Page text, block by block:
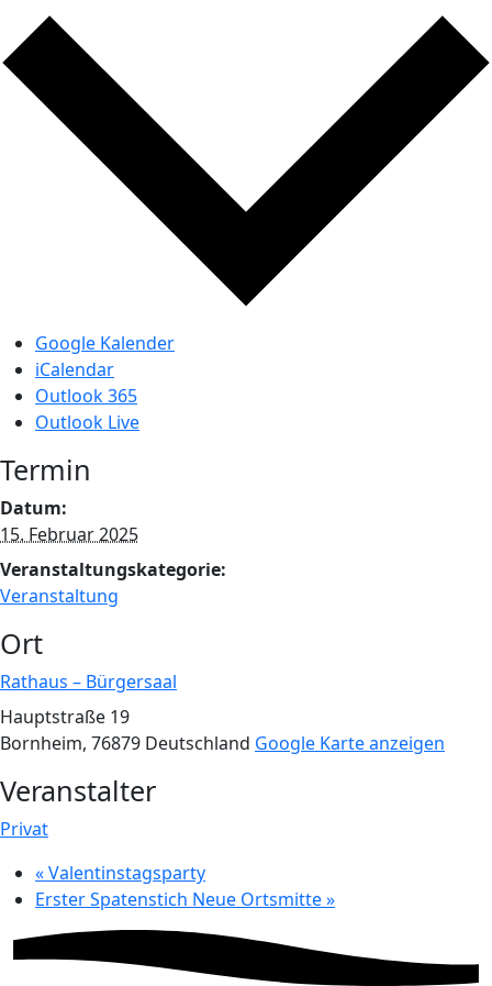
Google Kalender
iCalendar
Outlook 365
Outlook Live
Termin
Datum:
15. Februar 2025
Veranstaltungskategorie:
Veranstaltung
Ort
Rathaus – Bürgersaal
Hauptstraße 19
Bornheim, 76879 Deutschland Google Karte anzeigen
Veranstalter
Privat
«Valentinstagsparty
Erster Spatenstich Neue Ortsmitte»